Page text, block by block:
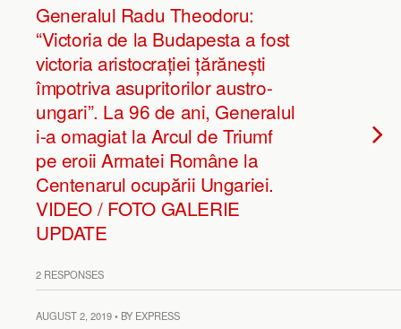
Generalul Radu Theodoru:
“Victoria de la Budapesta a fost
victoria aristocrației țărănești
împotriva asupritorilor austro-
ungari”. La 96 de ani, Generalul
i-a omagiat la Arcul de Triumf
pe eroii Armatei Române la
Centenarul ocupării Ungariei.
VIDEO / FOTO GALERIE
UPDATE
2 RESPONSES
AUGUST 2, 2019 • BY EXPRESS